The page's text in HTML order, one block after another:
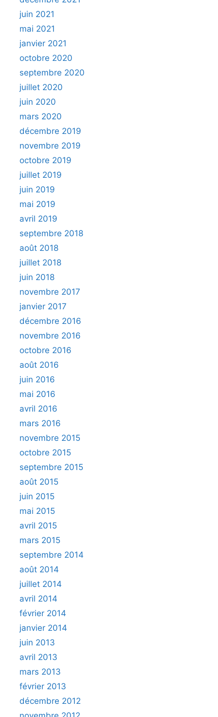
juin 2021
mai 2021
janvier 2021
octobre 2020
septembre 2020
juillet 2020
juin 2020
mars 2020
décembre 2019
novembre 2019
octobre 2019
juillet 2019
juin 2019
mai 2019
avril 2019
septembre 2018
août 2018
juillet 2018
juin 2018
novembre 2017
janvier 2017
décembre 2016
novembre 2016
octobre 2016
août 2016
juin 2016
mai 2016
avril 2016
mars 2016
novembre 2015
octobre 2015
septembre 2015
août 2015
juin 2015
mai 2015
avril 2015
mars 2015
septembre 2014
août 2014
juillet 2014
avril 2014
février 2014
janvier 2014
juin 2013
avril 2013
mars 2013
février 2013
décembre 2012